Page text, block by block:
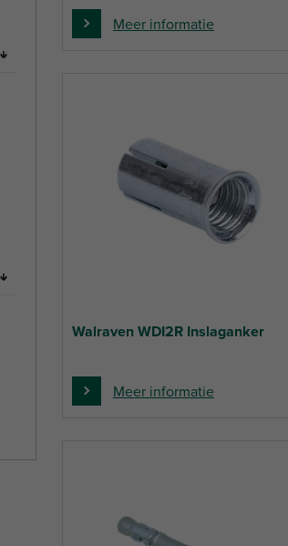
Meer informatie
Walraven WDI2R Inslaganker
Meer informatie